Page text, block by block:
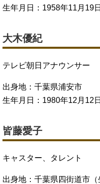
生年月日：1958年11月19日
大木優紀
テレビ朝日アナウンサー
出身地：千葉県浦安市
生年月日：1980年12月12日
皆藤愛子
キャスター、タレント
出身地：千葉県四街道市（